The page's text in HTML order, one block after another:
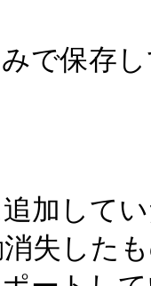
で保存
加して
失した